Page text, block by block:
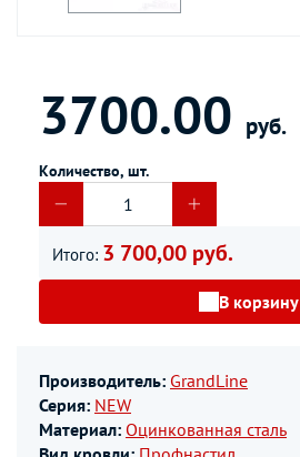
3700.00 руб.
Количество, шт.
Итого: 3 700,00 руб.
В корзину
Производитель: GrandLine
Серия: NEW
Материал: Оцинкованная сталь